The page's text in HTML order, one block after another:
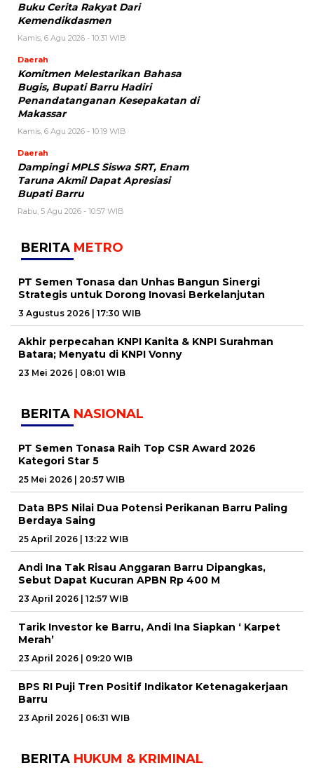
Buku Cerita Rakyat Dari
Kemendikdasmen
Kamis, 6 Agu 2026 - 10:31 WIB
Daerah
Komitmen Melestarikan Bahasa
Bugis, Bupati Barru Hadiri
Penandatanganan Kesepakatan di
Makassar
Kamis, 6 Agu 2026 - 10:19 WIB
Daerah
Dampingi MPLS Siswa SRT, Enam
Taruna Akmil Dapat Apresiasi
Bupati Barru
Rabu, 5 Agu 2026 - 10:57 WIB
BERITA METRO
PT Semen Tonasa dan Unhas Bangun Sinergi
Strategis untuk Dorong Inovasi Berkelanjutan
3 Agustus 2026 | 17:30 WIB
Akhir perpecahan KNPI Kanita & KNPI Surahman
Batara; Menyatu di KNPI Vonny
23 Mei 2026 | 08:01 WIB
BERITA NASIONAL
PT Semen Tonasa Raih Top CSR Award 2026
Kategori Star 5
25 Mei 2026 | 20:57 WIB
Data BPS Nilai Dua Potensi Perikanan Barru Paling
Berdaya Saing
25 April 2026 | 13:22 WIB
Andi Ina Tak Risau Anggaran Barru Dipangkas,
Sebut Dapat Kucuran APBN Rp 400 M
23 April 2026 | 12:57 WIB
Tarik Investor ke Barru, Andi Ina Siapkan ‘ Karpet
Merah’
23 April 2026 | 09:20 WIB
BPS RI Puji Tren Positif Indikator Ketenagakerjaan
Barru
23 April 2026 | 06:31 WIB
BERITA HUKUM & KRIMINAL